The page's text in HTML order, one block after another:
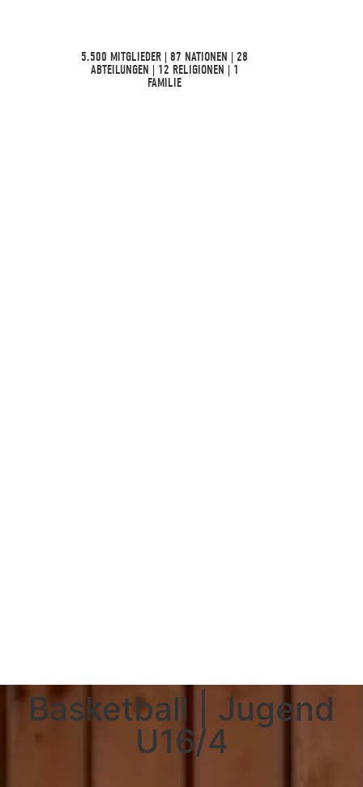
5.500 MITGLIEDER | 87 NATIONEN | 28
ABTEILUNGEN | 12 RELIGIONEN | 1
FAMILIE
Basketball | Jugend
U16/4